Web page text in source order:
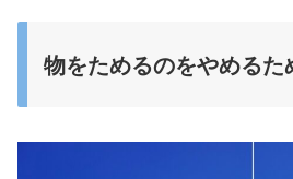
物をためるのをやめるた